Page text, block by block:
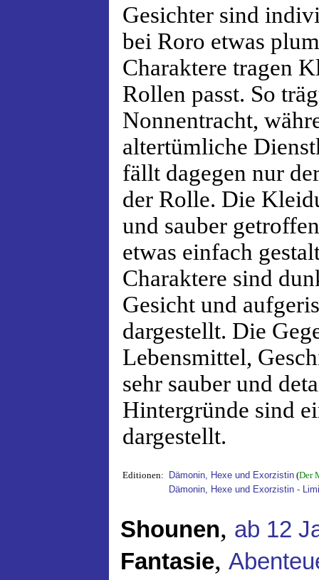
Gesichter sind
bei Roro etwas
Charaktere tragen
Rollen passt. So
Nonnentracht,
altertümliche
fällt dagegen nur
der Rolle. Die
und sauber
etwas einfach
Charaktere sind
Gesicht und
dargestellt. Die
Lebensmittel,
sehr sauber und
Hintergründe sind
dargestellt.
Editionen: Dämonin, Hexe und Exorzistin (Der
Dämonin, Hexe und Exorzistin -
Shounen, ab 12
Fantasie,